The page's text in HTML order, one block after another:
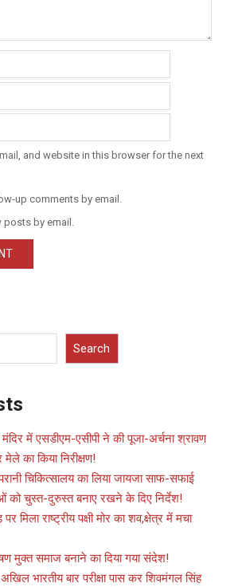
and website in this browser for the next
up comments by email.
by email.
Search
में एसडीएम-एसीपी ने की पूजा-अर्चना श्रावण
का किया निरीक्षण!
चिकित्सालय का लिया जायजा साफ-सफाई
को चुस्त-दुरुस्त बनाए रखने के दिए निर्देश!
मिला राष्ट्रीय पक्षी मोर का शव,क्षेत्र में मचा
मुक्त समाज बनाने का दिया गया संदेश!
भारतीय बार परीक्षा पास कर शिवमंगल सिंह